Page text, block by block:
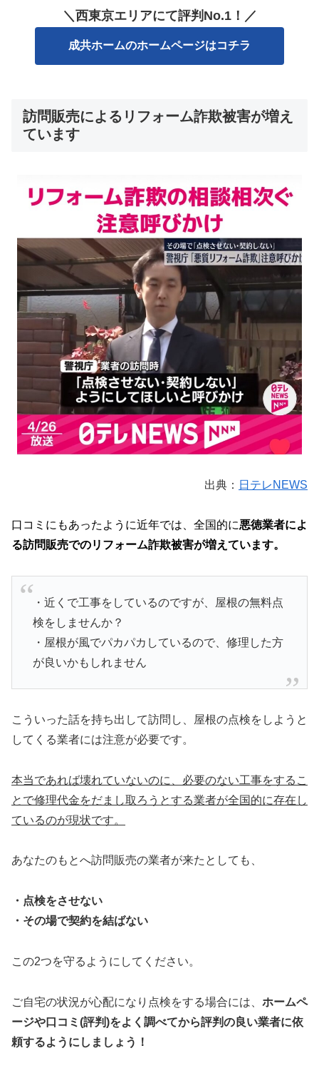
＼西東京エリアにて評判No.1！／
成共ホームのホームページはコチラ
訪問販売によるリフォーム詐欺被害が増え
ています
出典： 日テレNEWS
口コミにもあったように近年では、全国的に悪徳業者によ
る訪問販売でのリフォーム詐欺被害が増えています。
・近くで工事をしているのですが、屋根の無料点
検をしませんか？
・屋根が風でパカパカしているので、修理した方
が良いかもしれません
こういった話を持ち出して訪問し、屋根の点検をしようと
してくる業者には注意が必要です。
本当であれば壊れていないのに、必要のない工事をするこ
とで修理代金をだまし取ろうとする業者が全国的に存在し
ているのが現状です。
あなたのもとへ訪問販売の業者が来たとしても、
・点検をさせない
・その場で契約を結ばない
この2つを守るようにしてください。
ご自宅の状況が心配になり点検をする場合には、 ホームペ
ージや口コミ(評判)をよく調べてから評判の良い業者に依
頼するようにしましょう！